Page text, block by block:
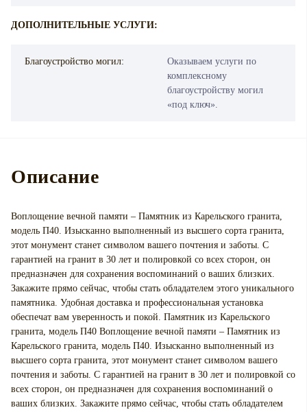
ДОПОЛНИТЕЛЬНЫЕ УСЛУГИ:
Благоустройство могил:
Оказываем услуги по
комплексному
благоустройству могил
«под ключ».
Описание
Воплощение вечной памяти – Памятник из Карельского гранита,
модель П40. Изысканно выполненный из высшего сорта гранита,
этот монумент станет символом вашего почтения и заботы. С
гарантией на гранит в 30 лет и полировкой со всех сторон, он
предназначен для сохранения воспоминаний о ваших близких.
Закажите прямо сейчас, чтобы стать обладателем этого уникального
памятника. Удобная доставка и профессиональная установка
обеспечат вам уверенность и покой. Памятник из Карельского
гранита, модель П40 Воплощение вечной памяти – Памятник из
Карельского гранита, модель П40. Изысканно выполненный из
высшего сорта гранита, этот монумент станет символом вашего
почтения и заботы. С гарантией на гранит в 30 лет и полировкой со
всех сторон, он предназначен для сохранения воспоминаний о
ваших близких. Закажите прямо сейчас, чтобы стать обладателем